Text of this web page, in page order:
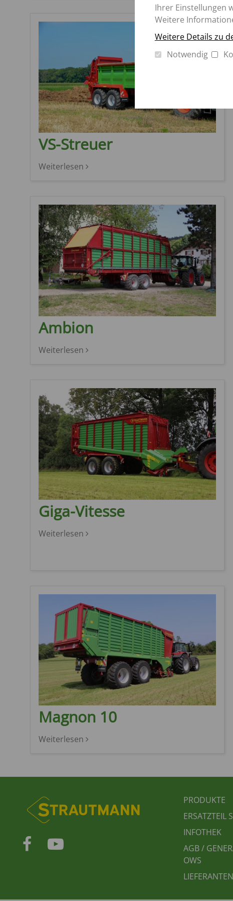
Ihrer Einstellungen
Weitere
Weitere Details zu
Notwendig
VS-Streuer
Weiterlesen
Ambion
Weiterlesen
Giga-Vitesse
Weiterlesen
Magnon 10
Weiterlesen
PRODUKTE
ERSATZTEIL
INFOTHEK
AGB /
OWS